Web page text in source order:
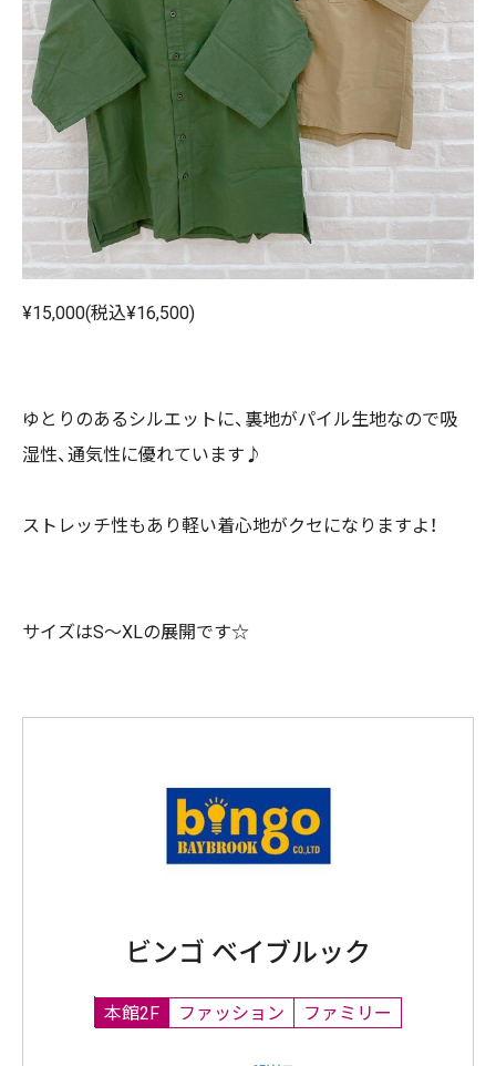
¥15,000(税込¥16,500)
ゆとりのあるシルエットに、裏地がパイル生地なので吸
湿性、通気性に優れています♪
ストレッチ性もあり軽い着心地がクセになりますよ！
サイズはS～XLの展開です☆
ビンゴ ベイブルック
本館2F ファッション ファミリー